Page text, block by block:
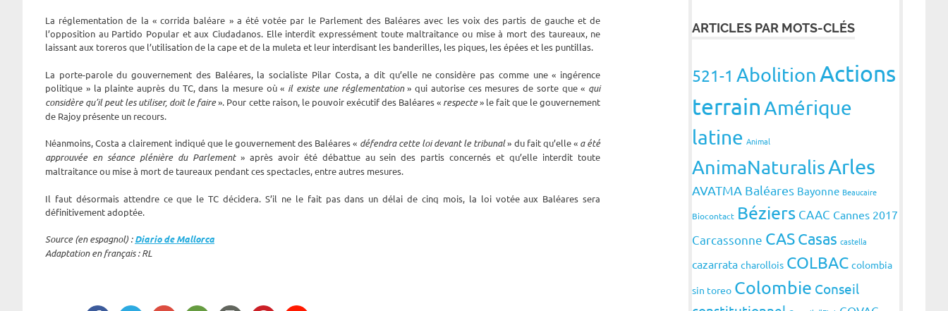
La réglementation de la « corrida baléare » a été votée par le Parlement des Baléares avec les voix des partis de gauche et de
l’opposition au Partido Popular et aux Ciudadanos. Elle interdit expressément toute maltraitance ou mise à mort des taureaux, ne
laissant aux toreros que l’utilisation de la cape et de la muleta et leur interdisant les banderilles, les piques, les épées et les puntillas.
La porte-parole du gouvernement des Baléares, la socialiste Pilar Costa, a dit qu’elle ne considère pas comme une « ingérence
politique » la plainte auprès du TC, dans la mesure où « il existe une réglementation» qui autorise ces mesures de sorte que « qui
considère qu’il peut les utiliser, doit le faire». Pour cette raison, le pouvoir exécutif des Baléares « respecte» le fait que le gouvernement
de Rajoy présente un recours.
Néanmoins, Costa a clairement indiqué que le gouvernement des Baléares « défendra cette loi devant le tribunal» du fait qu’elle « a été
approuvée en séance plénière du Parlement» après avoir été débattue au sein des partis concernés et qu’elle interdit toute
maltraitance ou mise à mort de taureaux pendant ces spectacles, entre autres mesures.
Il faut désormais attendre ce que le TC décidera. S’il ne le fait pas dans un délai de cinq mois, la loi votée aux Baléares sera
définitivement adoptée.
Source (en espagnol) :Diario de Mallorca
Adaptation en français : RL
ARTICLES PAR MOTS-CLÉS
521-1 AbolitionActions
terrainAmérique
latine Animal
AnimaNaturalisArles
AVATMA Baléares Bayonne Beaucaire
Biocontact Béziers CAAC Cannes 2017
Carcassonne CASCasas castella
cazarrata charollois COLBAC colombia
sin toreo Colombie Conseil